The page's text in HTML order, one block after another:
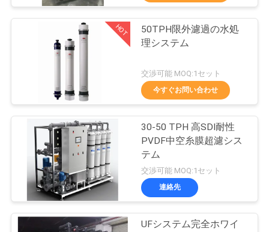
に
行
スエース EDI スタッ
ク
DOW UF メムラン
HOT
50TPH限外濾過の水処
理システム
交渉可能 MOQ:1セット
今すぐお問い合わせ
30-50 TPH 高SDI耐性
PVDF中空糸膜超濾シス
テム
交渉可能 MOQ:1セット
連絡先
UFシステム完全ホワイ